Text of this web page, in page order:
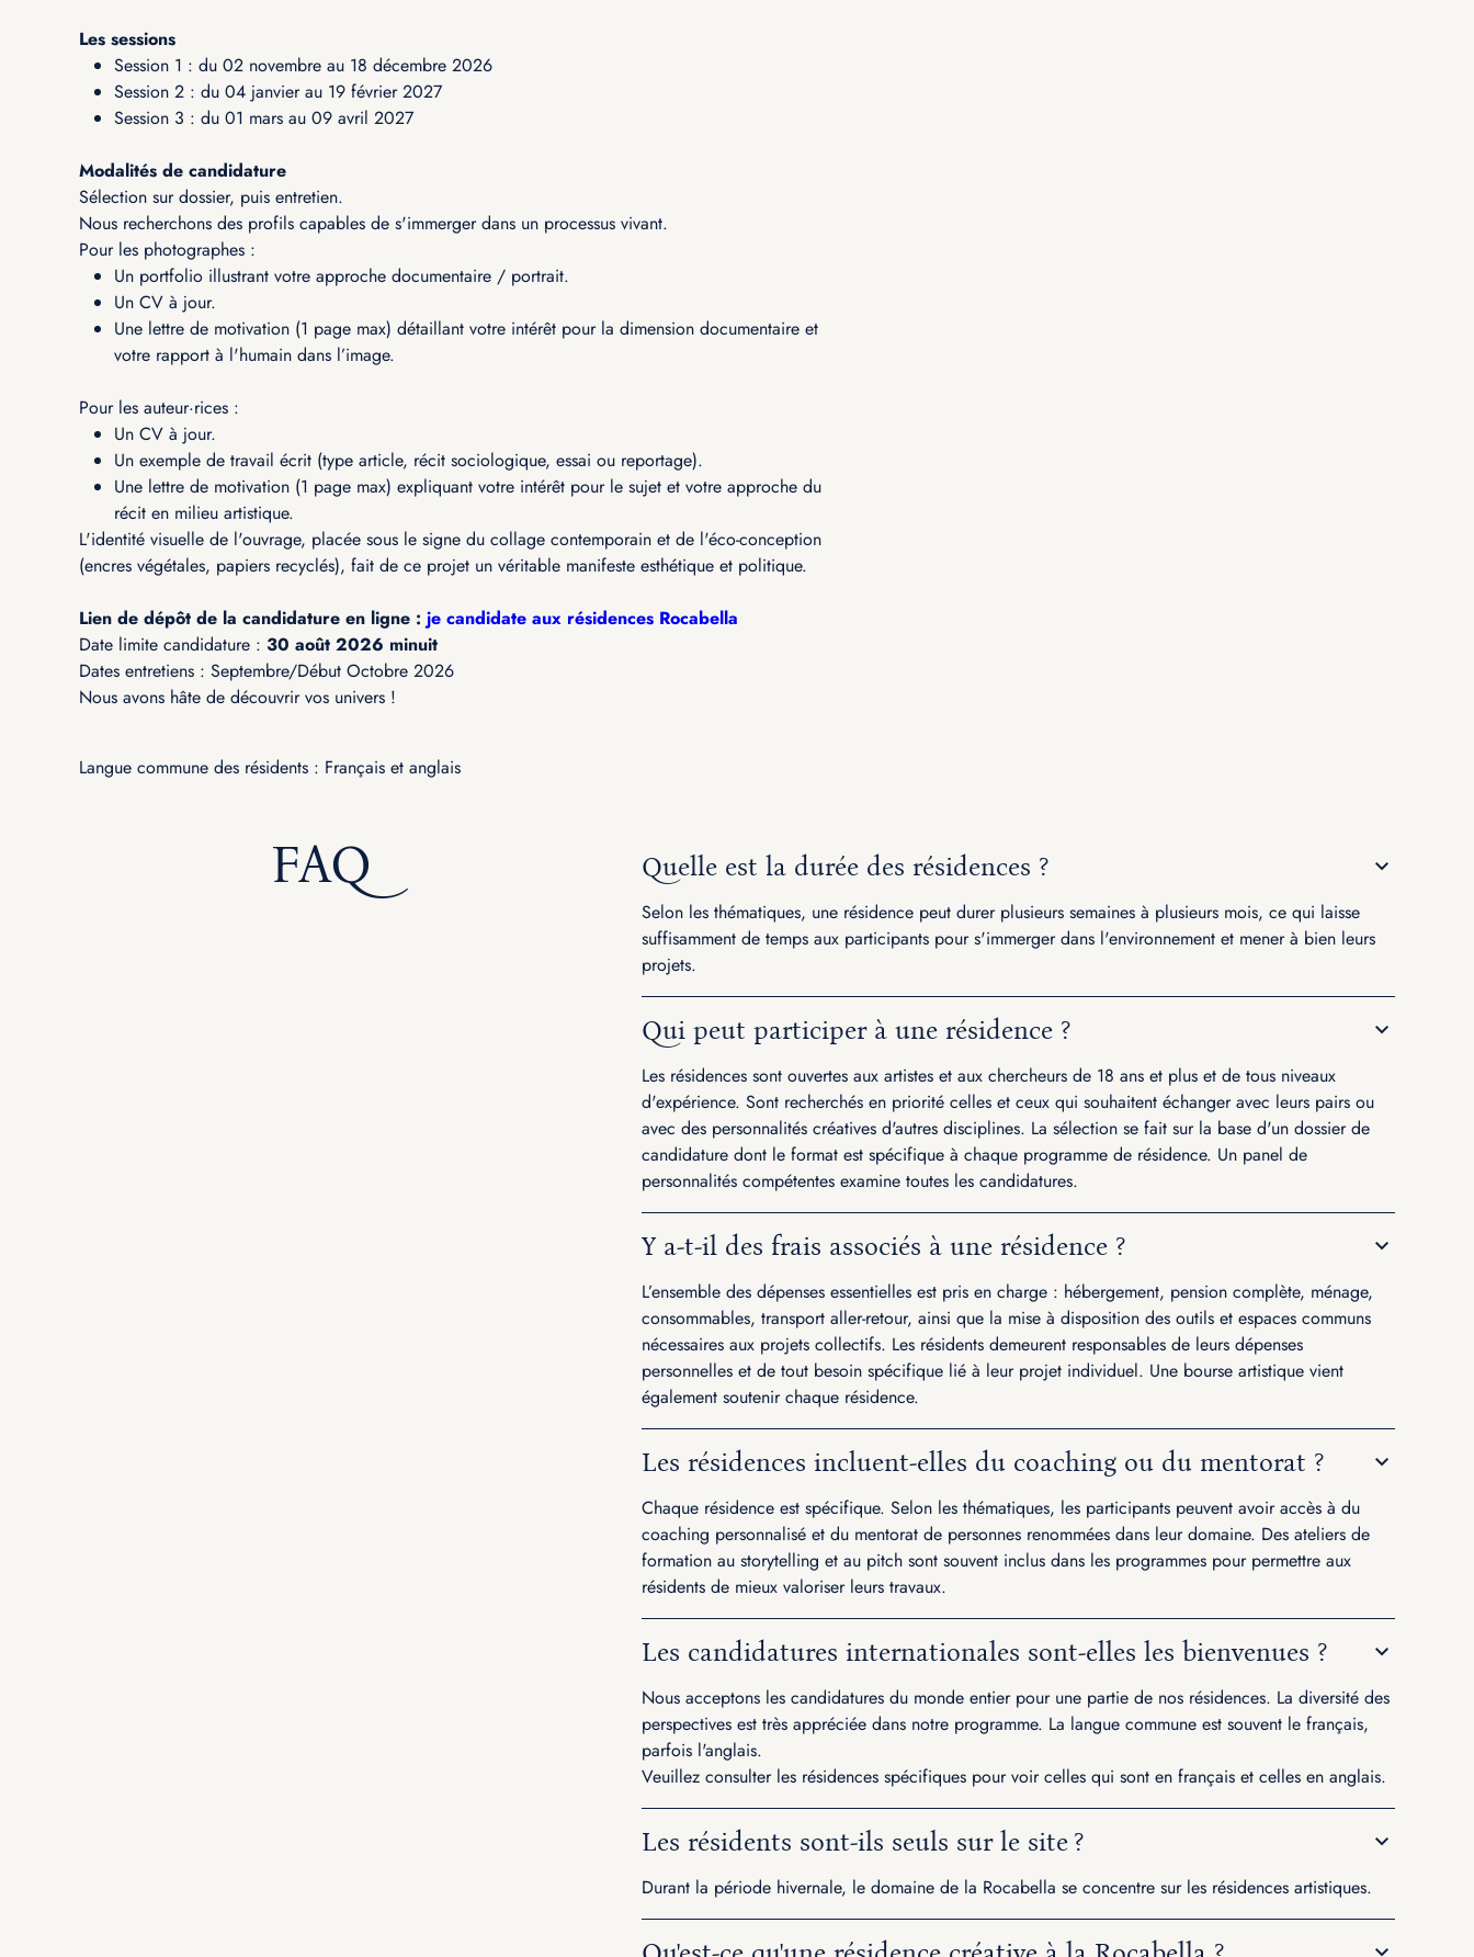
Les sessions
Session 1 : du 02 novembre au 18 décembre 2026
Session 2 : du 04 janvier au 19 février 2027
Session 3 : du 01 mars au 09 avril 2027
Modalités de candidature
Sélection sur dossier, puis entretien.
Nous recherchons des profils capables de s'immerger dans un processus vivant.
Pour les photographes :
Un portfolio illustrant votre approche documentaire / portrait.
Un CV à jour.
Une lettre de motivation (1 page max) détaillant votre intérêt pour la dimension documentaire et
votre rapport à l'humain dans l’image.
Pour les auteur·rices :
Un CV à jour.
Un exemple de travail écrit (type article, récit sociologique, essai ou reportage).
Une lettre de motivation (1 page max) expliquant votre intérêt pour le sujet et votre approche du
récit en milieu artistique.
L'identité visuelle de l'ouvrage, placée sous le signe du collage contemporain et de l'éco-conception
(encres végétales, papiers recyclés), fait de ce projet un véritable manifeste esthétique et politique.
Lien de dépôt de la candidature en ligne : je candidate aux résidences Rocabella
Date limite candidature : 30 août 2026 minuit
Dates entretiens : Septembre/Début Octobre 2026
Nous avons hâte de découvrir vos univers !
Langue commune des résidents : Français et anglais
FAQ Quelle est la durée des résidences ?
Selon les thématiques, une résidence peut durer plusieurs semaines à plusieurs mois, ce qui laisse
suffisamment de temps aux participants pour s'immerger dans l'environnement et mener à bien leurs
projets.
Qui peut participer à une résidence ?
Les résidences sont ouvertes aux artistes et aux chercheurs de 18 ans et plus et de tous niveaux
d'expérience. Sont recherchés en priorité celles et ceux qui souhaitent échanger avec leurs pairs ou
avec des personnalités créatives d'autres disciplines. La sélection se fait sur la base d'un dossier de
candidature dont le format est spécifique à chaque programme de résidence. Un panel de
personnalités compétentes examine toutes les candidatures.
Y a-t-il des frais associés à une résidence ?
L’ensemble des dépenses essentielles est pris en charge : hébergement, pension complète, ménage,
consommables, transport aller-retour, ainsi que la mise à disposition des outils et espaces communs
nécessaires aux projets collectifs. Les résidents demeurent responsables de leurs dépenses
personnelles et de tout besoin spécifique lié à leur projet individuel. Une bourse artistique vient
également soutenir chaque résidence.
Les résidences incluent-elles du coaching ou du mentorat ?
Chaque résidence est spécifique. Selon les thématiques, les participants peuvent avoir accès à du
coaching personnalisé et du mentorat de personnes renommées dans leur domaine. Des ateliers de
formation au storytelling et au pitch sont souvent inclus dans les programmes pour permettre aux
résidents de mieux valoriser leurs travaux.
Les candidatures internationales sont-elles les bienvenues ?
Nous acceptons les candidatures du monde entier pour une partie de nos résidences. La diversité des
perspectives est très appréciée dans notre programme. La langue commune est souvent le français,
parfois l'anglais.
Veuillez consulter les résidences spécifiques pour voir celles qui sont en français et celles en anglais.
Les résidents sont-ils seuls sur le site ?
Durant la période hivernale, le domaine de la Rocabella se concentre sur les résidences artistiques.